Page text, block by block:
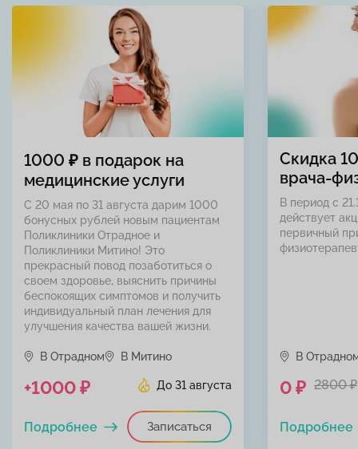
1000 ₽ в подарок на
медицинские услуги
С 20 мая по 31 августа дарим 1000
бонусных рублей новым пациентам
Поликлиники Отрадное и
Поликлиники Митино! Это
прекрасный повод позаботиться о
своем здоровье, выяснить причины
беспокоящих симптомов и получить
индивидуальный план лечения для
улучшения качества вашей жизни.
В Отрадном В Митино
До 31 августа
+1000 ₽
Записаться
Подробнее
Скидка
врача-
В период с
действует
первичный
В
0 ₽ 2800 ₽
Подробнее